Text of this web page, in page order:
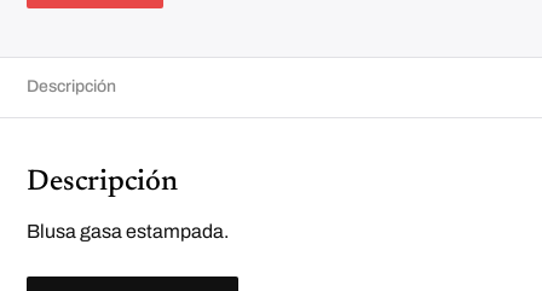
Descripción
Descripción
Blusa gasa estampada.